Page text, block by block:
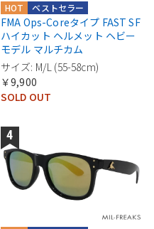
ベストセラー
HOT
FMA Ops-Coreタイプ FAST SF
ハイカット ヘルメット ヘビー
モデル マルチカム
サイズ: M/L (55-58cm)
￥9,900
SOLD OUT